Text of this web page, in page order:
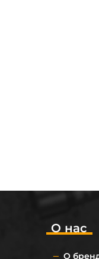
О нас
О